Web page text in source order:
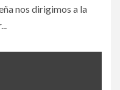
nos dirigimos a la